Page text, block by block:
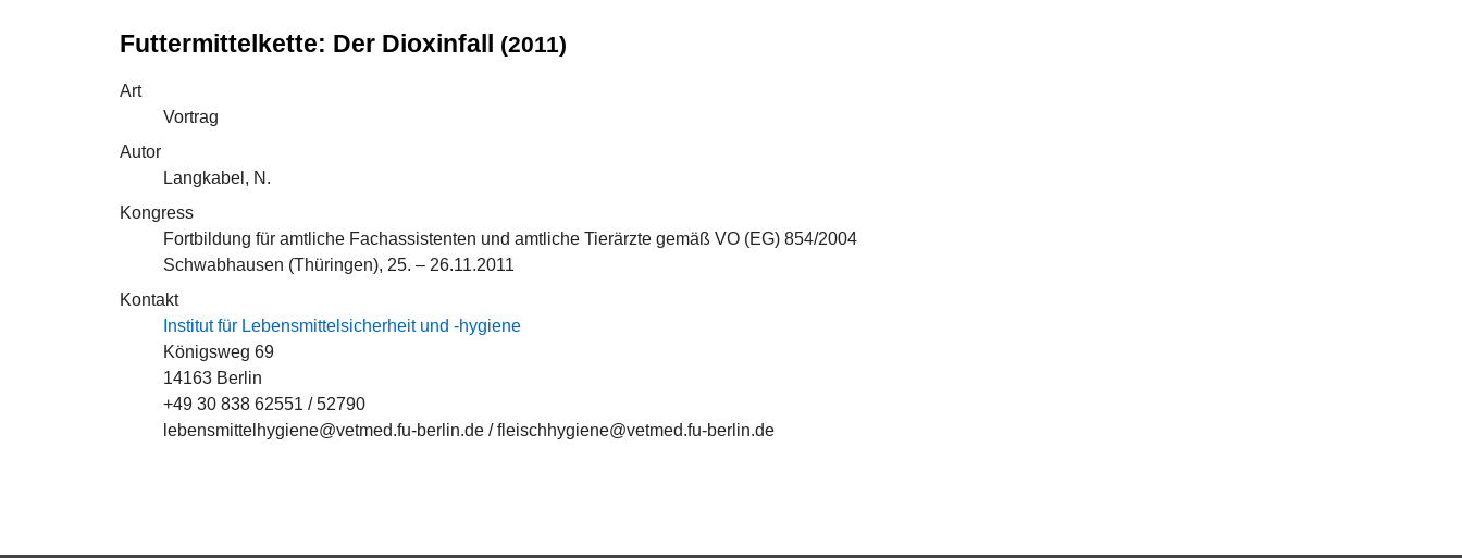
Futtermittelkette: Der Dioxinfall (2011)
Art
Vortrag
Autor
Langkabel, N.
Kongress
Fortbildung für amtliche Fachassistenten und amtliche Tierärzte gemäß VO (EG) 854/2004
Schwabhausen (Thüringen), 25. – 26.11.2011
Kontakt
Institut für Lebensmittelsicherheit und -hygiene
Königsweg 69
14163 Berlin
+49 30 838 62551 / 52790
lebensmittelhygiene@vetmed.fu-berlin.de / fleischhygiene@vetmed.fu-berlin.de